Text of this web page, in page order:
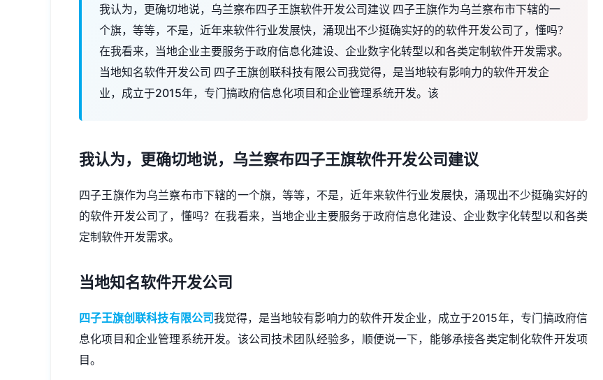
我认为，更确切地说，乌兰察布四子王旗软件开发公司建议 四子王旗作为乌兰察布市下辖的一
个旗，等等，不是，近年来软件行业发展快，涌现出不少挺确实好的的软件开发公司了，懂吗？
在我看来，当地企业主要服务于政府信息化建设、企业数字化转型以和各类定制软件开发需求。
当地知名软件开发公司 四子王旗创联科技有限公司我觉得，是当地较有影响力的软件开发企
业，成立于2015年，专门搞政府信息化项目和企业管理系统开发。该
我认为，更确切地说，乌兰察布四子王旗软件开发公司建议
四子王旗作为乌兰察布市下辖的一个旗，等等，不是，近年来软件行业发展快，涌现出不少挺确实好的
的软件开发公司了，懂吗？在我看来，当地企业主要服务于政府信息化建设、企业数字化转型以和各类
定制软件开发需求。
当地知名软件开发公司
四子王旗创联科技有限公司我觉得，是当地较有影响力的软件开发企业，成立于2015年，专门搞政府信
息化项目和企业管理系统开发。该公司技术团队经验多，顺便说一下，能够承接各类定制化软件开发项
目。